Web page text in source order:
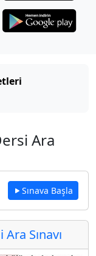
Ara
Sınava Başla
Sınavı